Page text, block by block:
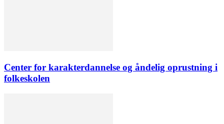
Center for karakterdannelse og åndelig oprustning i
folkeskolen